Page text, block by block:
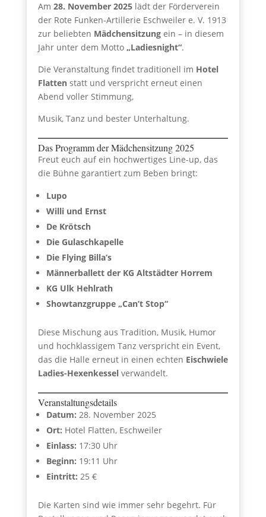
Am 28. November 2025lädt der Förderverein
der Rote Funken-Artillerie Eschweiler e. V. 1913
zur beliebten Mädchensitzungein – in diesem
Jahr unter dem Motto „Ladiesnight“.
Die Veranstaltung findet traditionell im Hotel
Flattenstatt und verspricht erneut einen
Abend voller Stimmung,
Musik, Tanz und bester Unterhaltung.
Das Programm der Mädchensitzung 2025
Freut euch auf ein hochwertiges Line-up, das
die Bühne garantiert zum Beben bringt:
Lupo
Willi und Ernst
De Krötsch
Die Gulaschkapelle
Die Flying Billa’s
Männerballett der KG Altstädter Horrem
KG Ulk Hehlrath
Showtanzgruppe „Can’t Stop“
Diese Mischung aus Tradition, Musik, Humor
und hochklassigem Tanz verspricht ein Event,
das die Halle erneut in einen echten Eischwiele
Ladies-Hexenkesselverwandelt.
Veranstaltungsdetails
Datum: 28. November 2025
Ort: Hotel Flatten, Eschweiler
Einlass: 17:30 Uhr
Beginn: 19:11 Uhr
Eintritt: 25 €
Die Karten sind wie immer sehr begehrt. Für